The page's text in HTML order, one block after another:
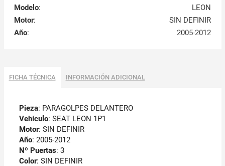
Modelo:
LEON
Motor:
SIN DEFINIR
Año: 2005-2012
FICHA TÉCNICA INFORMACIÓN ADICIONAL
Pieza: PARAGOLPES DELANTERO
Vehículo: SEAT LEON 1P1
Motor: SIN DEFINIR
Año: 2005-2012
Nº Puertas: 3
Color: SIN DEFINIR